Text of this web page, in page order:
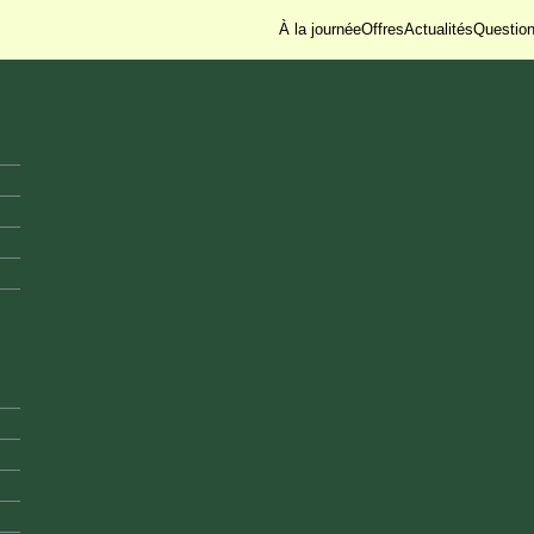
À la journéeOffresActualités